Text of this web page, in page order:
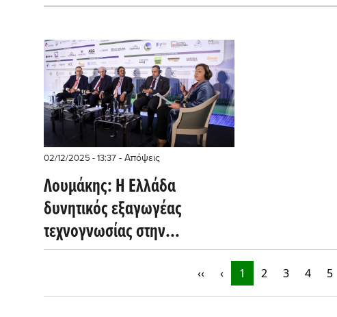
02/12/2025 - 13:37 - Απόψεις
Λουμάκης: Η Ελλάδα
δυνητικός εξαγωγέας
τεχνογνωσίας στην
λειτουργία έργων και
διείσδυση ΑΠΕ
‹‹ ‹ 1 2 3 4 5